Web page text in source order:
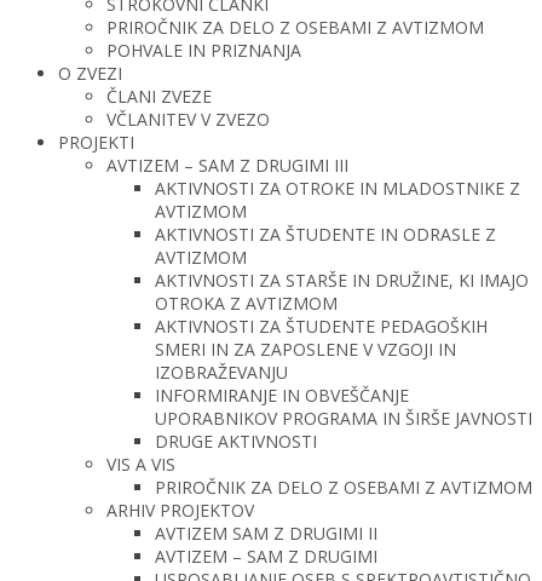
PRIROČNIK ZA DELO Z OSEBAMI Z AVTIZMOM
POHVALE IN PRIZNANJA
O ZVEZI
ČLANI ZVEZE
VČLANITEV V ZVEZO
PROJEKTI
AVTIZEM – SAM Z DRUGIMI III
AKTIVNOSTI ZA OTROKE IN MLADOSTNIKE Z
AVTIZMOM
AKTIVNOSTI ZA ŠTUDENTE IN ODRASLE Z
AVTIZMOM
AKTIVNOSTI ZA STARŠE IN DRUŽINE, KI IMAJO
OTROKA Z AVTIZMOM
AKTIVNOSTI ZA ŠTUDENTE PEDAGOŠKIH
SMERI IN ZA ZAPOSLENE V VZGOJI IN
IZOBRAŽEVANJU
INFORMIRANJE IN OBVEŠČANJE
UPORABNIKOV PROGRAMA IN ŠIRŠE JAVNOSTI
DRUGE AKTIVNOSTI
VIS A VIS
PRIROČNIK ZA DELO Z OSEBAMI Z AVTIZMOM
ARHIV PROJEKTOV
AVTIZEM SAM Z DRUGIMI II
AVTIZEM – SAM Z DRUGIMI